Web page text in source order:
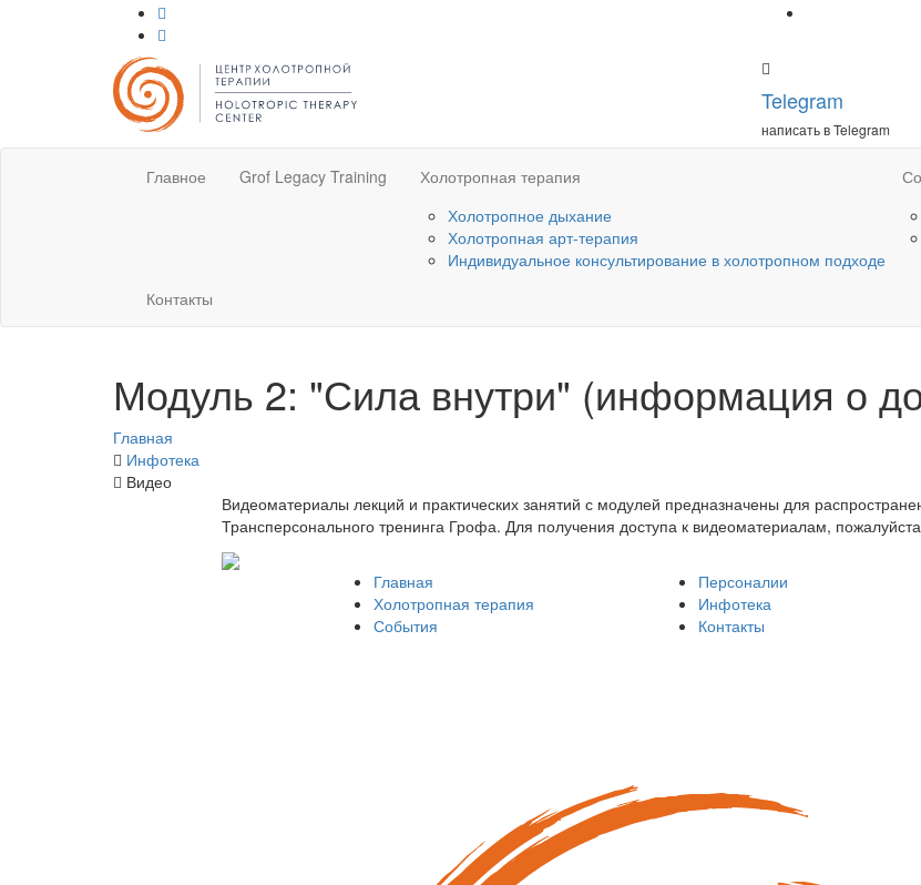
Telegram
написать в Telegram
Главное Grof Legacy Training
Холотропная терапия
Холотропное дыхание
Холотропная арт-терапия
Индивидуальное консультирование в холотропном подходе
Контакты
Модуль 2: "Сила внутри" (информация о
Главная
Инфотека
Видео
Видеоматериалы лекций и практических занятий с модулей предназначены для
Трансперсонального тренинга Грофа. Для получения доступа к видеоматериалам,
Главная
Холотропная терапия
События
Персоналии
Инфотека
Контакты